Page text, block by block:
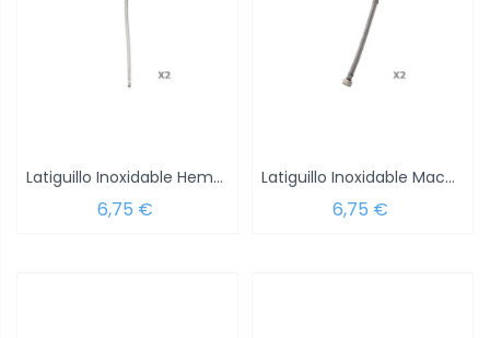
Latiguillo Inoxidable Hembra 3/8 - Hembra...
6,75 €
Latiguillo Inoxidable Macho 3/8 - Hembra...
6,75 €